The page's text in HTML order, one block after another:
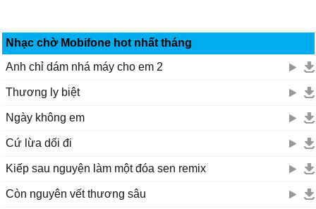
Nhạc chờ Mobifone hot nhất tháng
Anh chỉ dám nhá máy cho em 2
Thương ly biệt
Ngày không em
Cứ lừa dối đi
Kiếp sau nguyện làm một đóa sen remix
Còn nguyên vết thương sâu